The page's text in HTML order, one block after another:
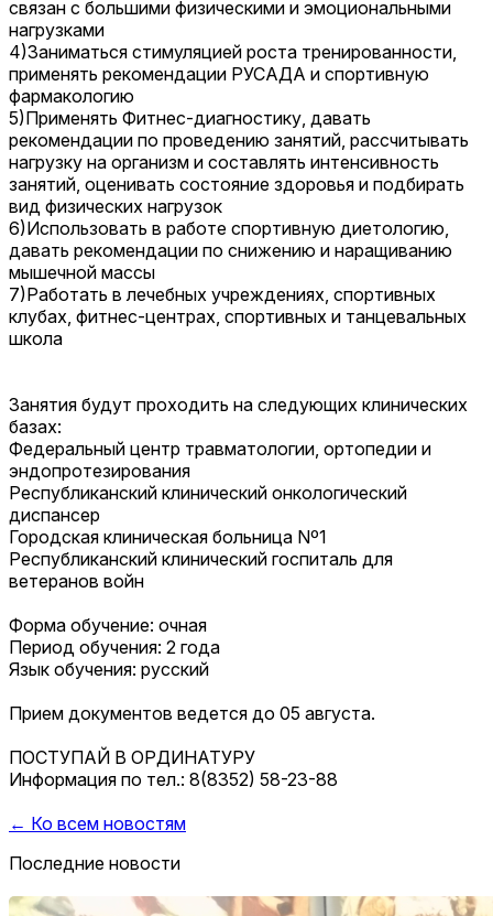
связан с большими физическими и эмоциональными
нагрузками
4)Заниматься стимуляцией роста тренированности,
применять рекомендации РУСАДА и спортивную
фармакологию
5)Применять Фитнес-диагностику, давать
рекомендации по проведению занятий, рассчитывать
нагрузку на организм и составлять интенсивность
занятий, оценивать состояние здоровья и подбирать
вид физических нагрузок
6)Использовать в работе спортивную диетологию,
давать рекомендации по снижению и наращиванию
мышечной массы
7)Работать в лечебных учреждениях, спортивных
клубах, фитнес-центрах, спортивных и танцевальных
школа
Занятия будут проходить на следующих клинических
базах:
Федеральный центр травматологии, ортопедии и
эндопротезирования
Республиканский клинический онкологический
диспансер
Городская клиническая больница Nº1
Республиканский клинический госпиталь для
ветеранов войн
Форма обучение: очная
Период обучения: 2 года
Язык обучения: русский
Прием документов ведется до 05 августа.
ПОСТУПАЙ В ОРДИНАТУРУ
Информация по тел.: 8(8352) 58-23-88
← Ко всем новостям
Последние новости